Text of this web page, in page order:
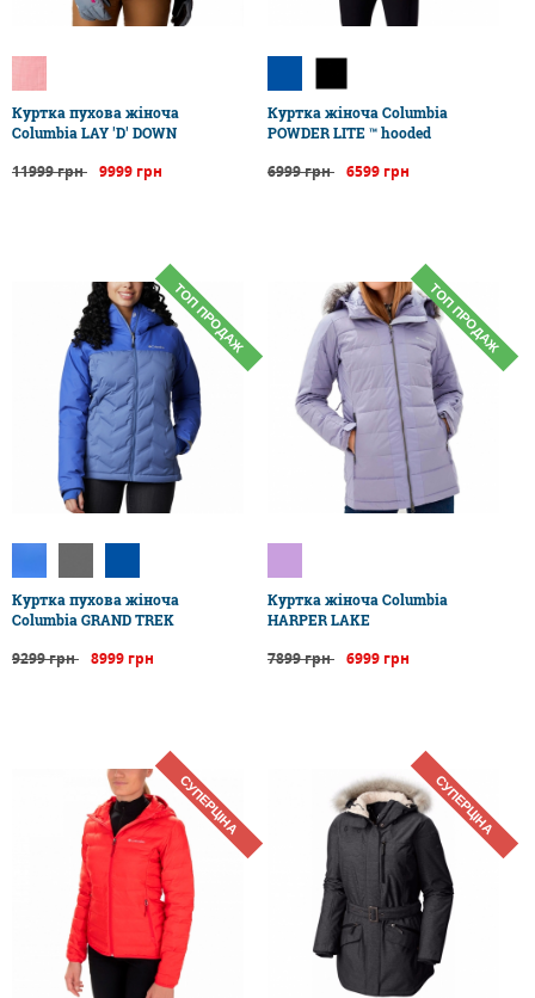
Куртка пухова жіноча
Columbia LAY 'D' DOWN
11999 грн 9999 грн
Куртка жіноча Columbia
POWDER LITE ™ hooded
6999 грн 6599 грн
ТОП ПРОДАЖ
Куртка пухова жіноча
Columbia GRAND TREK
9299 грн 8999 грн
ТОП ПРОДАЖ
Куртка жіноча Columbia
HARPER LAKE
7899 грн 6999 грн
СУПЕРЦІНА СУПЕРЦІНА